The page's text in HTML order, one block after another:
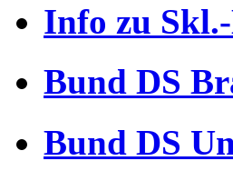
Info zu
Bund DS
Bund DS